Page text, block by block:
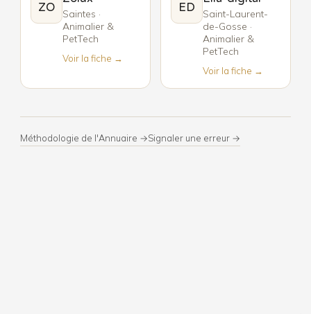
ZO
Saintes ·
Animalier &
PetTech
Voir la fiche →
ED
Saint-Laurent-
de-Gosse ·
Animalier &
PetTech
Voir la fiche →
Méthodologie de l'Annuaire →Signaler une erreur →